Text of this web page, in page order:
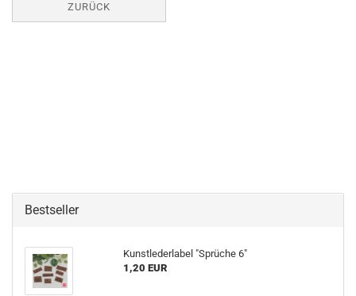
ZURÜCK
Bestseller
Kunstlederlabel "Sprüche 6"
1,20 EUR